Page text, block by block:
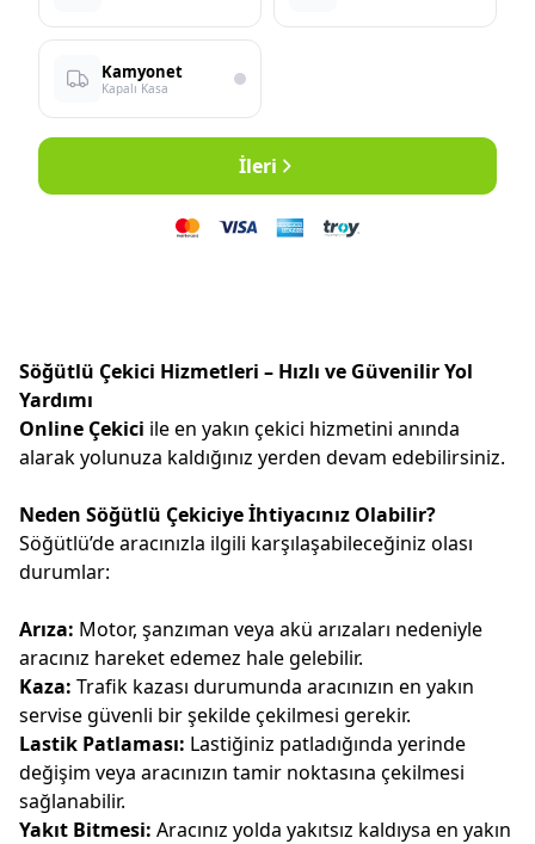
Kamyonet
Kapalı Kasa
İleri
Söğütlü Çekici Hizmetleri – Hızlı ve Güvenilir Yol
Yardımı
Online Çekici ile en yakın çekici hizmetini anında
alarak yolunuza kaldığınız yerden devam edebilirsiniz.
Neden Söğütlü Çekiciye İhtiyacınız Olabilir?
Söğütlü’de aracınızla ilgili karşılaşabileceğiniz olası
durumlar:
Arıza: Motor, şanzıman veya akü arızaları nedeniyle
aracınız hareket edemez hale gelebilir.
Kaza: Trafik kazası durumunda aracınızın en yakın
servise güvenli bir şekilde çekilmesi gerekir.
Lastik Patlaması: Lastiğiniz patladığında yerinde
değişim veya aracınızın tamir noktasına çekilmesi
sağlanabilir.
Yakıt Bitmesi: Aracınız yolda yakıtsız kaldıysa en yakın